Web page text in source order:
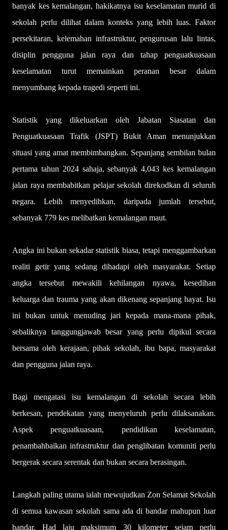
banyak kes kemalangan, hakikatnya isu keselamatan murid di
sekolah perlu dilihat dalam konteks yang lebih luas. Faktor
persekitaran, kelemahan infrastruktur, pengurusan lalu lintas,
disiplin pengguna jalan raya dan tahap penguatkuasaan
keselamatan turut memainkan peranan besar dalam
menyumbang kepada tragedi seperti ini.
Statistik yang dikeluarkan oleh Jabatan Siasatan dan
Penguatkuasaan Trafik (JSPT) Bukit Aman menunjukkan
situasi yang amat membimbangkan. Sepanjang sembilan bulan
pertama tahun 2024 sahaja, sebanyak 4,043 kes kemalangan
jalan raya membabitkan pelajar sekolah direkodkan di seluruh
negara. Lebih menyedihkan, daripada jumlah tersebut,
sebanyak 779 kes melibatkan kemalangan maut.
Angka ini bukan sekadar statistik biasa, tetapi menggambarkan
realiti getir yang sedang dihadapi oleh masyarakat. Setiap
angka tersebut mewakili kehilangan nyawa, kesedihan
keluarga dan trauma yang akan dikenang sepanjang hayat. Isu
ini bukan untuk menuding jari kepada mana-mana pihak,
sebaliknya tanggungjawab besar yang perlu dipikul secara
bersama oleh kerajaan, pihak sekolah, ibu bapa, masyarakat
dan pengguna jalan raya.
Bagi mengatasi isu kemalangan di sekolah secara lebih
berkesan, pendekatan yang menyeluruh perlu dilaksanakan.
Aspek penguatkuasaan, pendidikan keselamatan,
penambahbaikan infrastruktur dan penglibatan komuniti perlu
bergerak secara serentak dan bukan secara berasingan.
Langkah paling utama ialah mewujudkan Zon Selamat Sekolah
di semua kawasan sekolah sama ada di bandar mahupun luar
bandar. Had laju maksimum 30 kilometer sejam perlu